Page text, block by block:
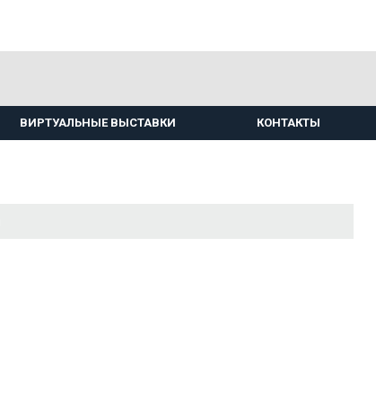
ВИРТУАЛЬНЫЕ ВЫСТАВКИ КОНТАКТЫ